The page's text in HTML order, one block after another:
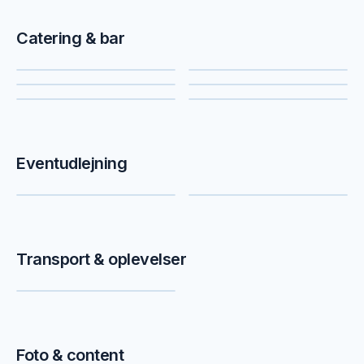
Catering & bar
Foodtrucks
Fadøl & drikkevarer
Slush ice & soft ice
Eventudlejning
Dekoration
Transport & oplevelser
Limousiner
Foto & content